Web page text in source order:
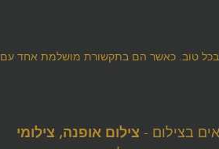
טוב. כאשר הם בתקשורת מושלמת אחד עם
בצילום - צילום אופנה, צילומי